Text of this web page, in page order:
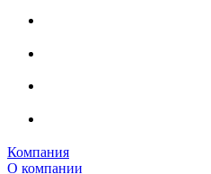
Компания
О компании